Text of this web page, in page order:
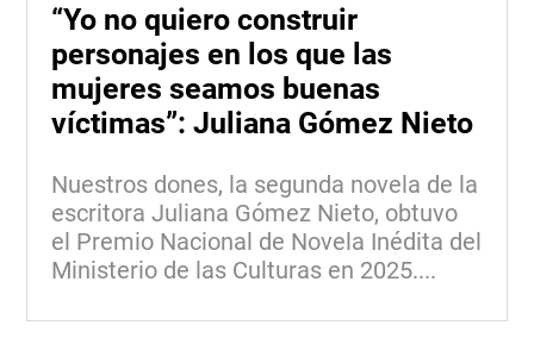
“Yo no quiero construir
personajes en los que las
mujeres seamos buenas
víctimas”: Juliana Gómez Nieto
Nuestros dones, la segunda novela de la
escritora Juliana Gómez Nieto, obtuvo
el Premio Nacional de Novela Inédita del
Ministerio de las Culturas en 2025....